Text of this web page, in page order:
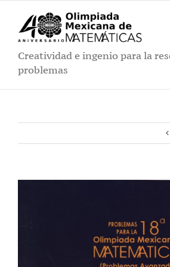
contenido
Creatividad e ingenio para la
problemas